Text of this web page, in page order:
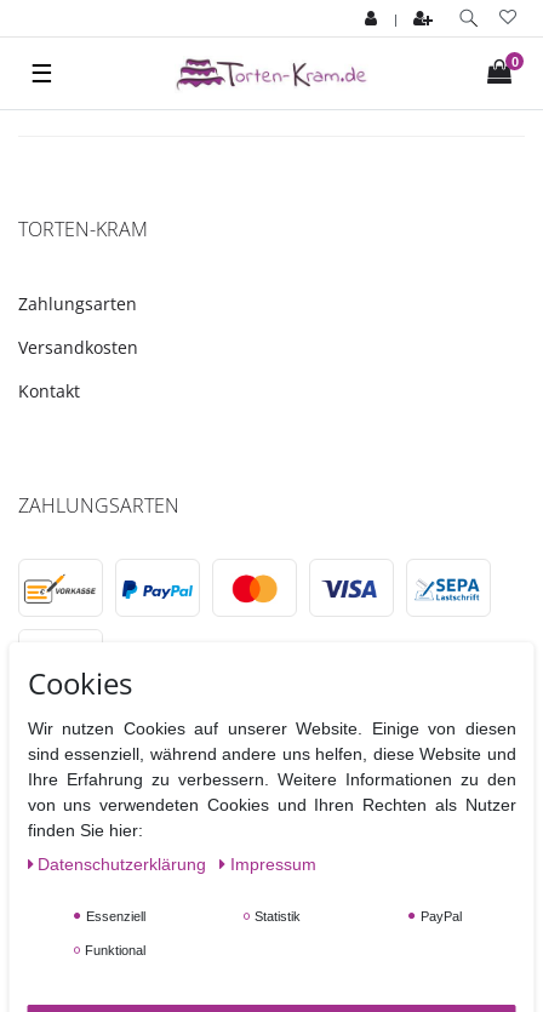
|
0
☰
TORTEN-KRAM
Zahlungsarten
Versandkosten
Kontakt
ZAHLUNGSARTEN
VERSANDPARTNER
Cookies
Wir nutzen Cookies auf unserer Website. Einige von diesen
sind essenziell, während andere uns helfen, diese Website und
Ihre Erfahrung zu verbessern. Weitere Informationen zu den
von uns verwendeten Cookies und Ihren Rechten als Nutzer
finden Sie hier:
Daten­schutz­erklärung
Impressum
Essenziell Statistik PayPal
Funktional